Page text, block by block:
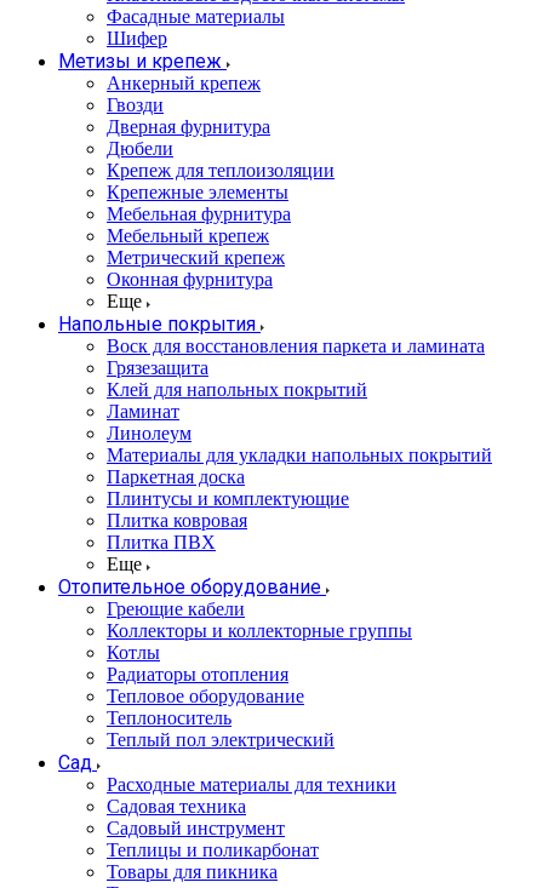
Фасадные материалы
Шифер
Метизы и крепеж
Анкерный крепеж
Гвозди
Дверная фурнитура
Дюбели
Крепеж для теплоизоляции
Крепежные элементы
Мебельная фурнитура
Мебельный крепеж
Метрический крепеж
Оконная фурнитура
Еще
Напольные покрытия
Воск для восстановления паркета и ламината
Грязезащита
Клей для напольных покрытий
Ламинат
Линолеум
Материалы для укладки напольных покрытий
Паркетная доска
Плинтусы и комплектующие
Плитка ковровая
Плитка ПВХ
Еще
Отопительное оборудование
Греющие кабели
Коллекторы и коллекторные группы
Котлы
Радиаторы отопления
Тепловое оборудование
Теплоноситель
Теплый пол электрический
Сад
Расходные материалы для техники
Садовая техника
Садовый инструмент
Теплицы и поликарбонат
Товары для пикника